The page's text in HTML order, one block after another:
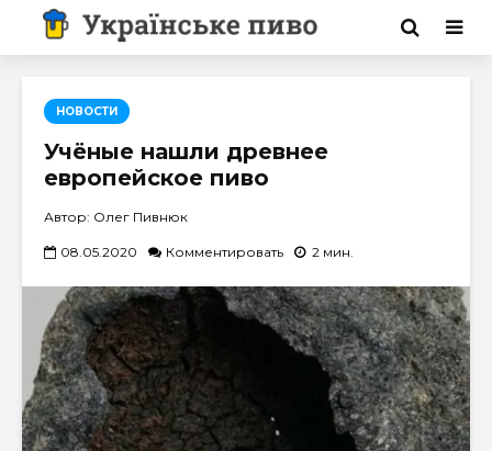
НОВОСТИ
Учёные нашли древнее
европейское пиво
Автор: Олег Пивнюк
08.05.2020 Комментировать 2 мин.